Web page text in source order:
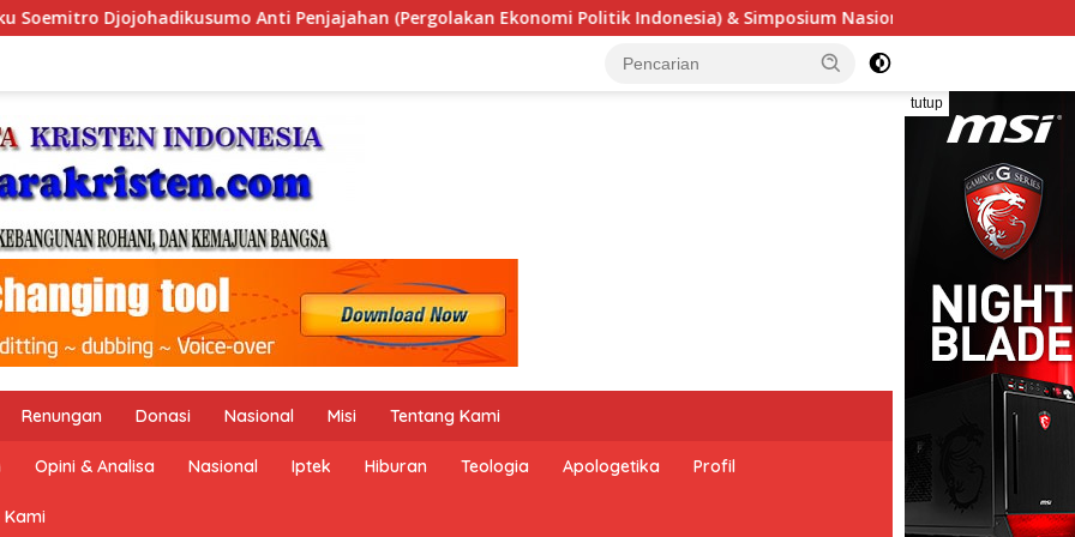
Ekonomi Politik Indonesia) & Simposium Nasional “Urgensi Undang-Undang Perekonomian Nasional dan
tutup
Renungan Donasi Nasional Misi Tentang Kami
Opini & Analisa Nasional Iptek Hiburan Teologia Apologetika Profil
Kami